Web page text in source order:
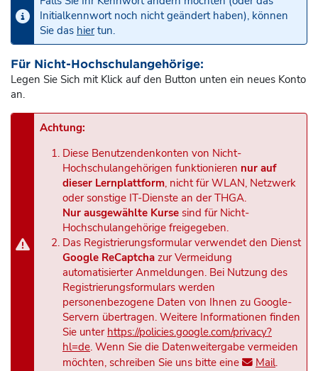
Initialkennwort noch nicht geändert haben), können
Sie das hiertun.
Für Nicht-Hochschulangehörige:
Legen Sie Sich mit Klick auf den Button unten ein neues Konto
an.
Achtung:
Diese Benutzendenkonten von Nicht-
Hochschulangehörigen funktionieren nur auf
dieser Lernplattform, nicht für WLAN, Netzwerk
oder sonstige IT-Dienste an der THGA.
Nur ausgewählte Kurse sind für Nicht-
Hochschulangehörige freigegeben.
Das Registrierungsformular verwendet den Dienst
Google ReCaptcha zur Vermeidung
automatisierter Anmeldungen. Bei Nutzung des
Registrierungsformulars werden
personenbezogene Daten von Ihnen zu Google-
Servern übertragen. Weitere Informationen finden
Sie unter https://policies.google.com/privacy?
hl=de. Wenn Sie die Datenweitergabe vermeiden
möchten, schreiben Sie uns bitte eine
Mail.